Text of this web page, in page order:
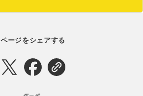
ページをシェアする